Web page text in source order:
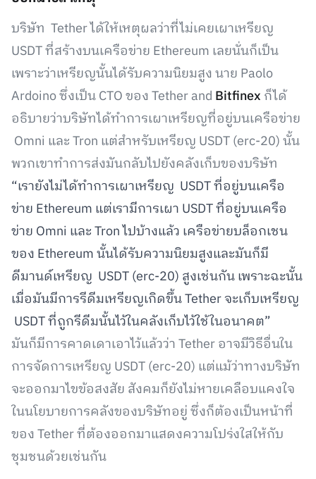
บริษัท Tether ได้ให้เหตุผลว่าที่ไม่เคยเผาเหรียญ
USDT ที่สร้างบนเครือข่าย Ethereum เลยนั่นก็เป็น
เพราะว่าเหรียญนั้นได้รับความนิยมสูง นาย Paolo
Ardoino ซึ่งเป็น CTO ของ Tether and Bitfinex ก็ได้
อธิบายว่าบริษัทได้ทำการเผาเหรียญที่อยู่บนเครือข่าย
Omni และ Tron แต่สำหรับเหรียญ USDT (erc-20) นั้น
พวกเขาทำการส่งมันกลับไปยังคลังเก็บของบริษัท
“เรายังไม่ได้ทำการเผาเหรียญ USDT ที่อยู่บนเครือ
ข่าย Ethereum แต่เรามีการเผา USDT ที่อยู่บนเครือ
ข่าย Omni และ Tron ไปบ้างแล้ว เครือข่ายบล็อกเชน
ของ Ethereum นั้นได้รับความนิยมสูงและมันก็มี
ดีมานด์เหรียญ USDT (erc-20) สูงเช่นกัน เพราะฉะนั้น
เมื่อมันมีการรีดีมเหรียญเกิดขึ้น Tether จะเก็บเหรียญ
USDT ที่ถูกรีดีมนั้นไว้ในคลังเก็บไว้ใช้ในอนาคต”
มันก็มีการคาดเดาเอาไว้แล้วว่า Tether อาจมีวิธีอื่นใน
การจัดการเหรียญ USDT (erc-20) แต่แม้ว่าทางบริษัท
จะออกมาไขข้อสงสัย สังคมก็ยังไม่หายเคลือบแคงใจ
ในนโยบายการคลังของบริษัทอยู่ ซึ่งก็ต้องเป็นหน้าที่
ของ Tether ที่ต้องออกมาแสดงความโปร่งใสให้กับ
ชุมชนด้วยเช่นกัน